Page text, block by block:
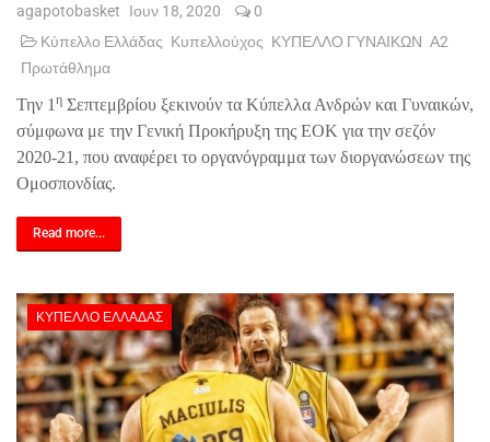
agapotobasket Ιουν 18, 2020
0
Κύπελλο Ελλάδας Κυπελλούχος ΚΥΠΕΛΛΟ ΓΥΝΑΙΚΩΝ Α2
Πρωτάθλημα
Την 1 η Σεπτεμβρίου ξεκινούν τα Κύπελλα Ανδρών και Γυναικών,
σύμφωνα με την Γενική Προκήρυξη της ΕΟΚ για την σεζόν
2020-21, που αναφέρει το οργανόγραμμα των διοργανώσεων της
Ομοσπονδίας.
Read more...
ΚΎΠΕΛΛΟ ΕΛΛΆΔΑΣ